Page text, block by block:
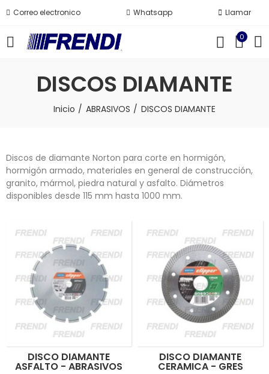
Correo electronico Whatsapp Llamar
0
DISCOS DIAMANTE
Inicio ABRASIVOS DISCOS DIAMANTE
Discos de diamante Norton para corte en hormigón,
hormigón armado, materiales en general de construcción,
granito, mármol, piedra natural y asfalto. Diámetros
disponibles desde 115 mm hasta 1000 mm.
DISCO DIAMANTE
ASFALTO - ABRASIVOS
DISCO DIAMANTE
CERAMICA - GRES